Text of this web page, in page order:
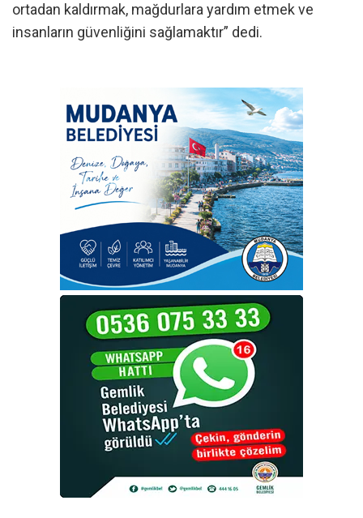
ortadan kaldırmak, mağdurlara yardım etmek ve
insanların güvenliğini sağlamaktır” dedi.